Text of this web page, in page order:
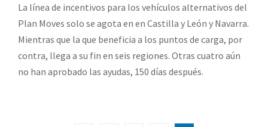
La línea de incentivos para los vehículos alternativos del
Plan Moves solo se agota en en Castilla y León y Navarra.
Mientras que la que beneficia a los puntos de carga, por
contra, llega a su fin en seis regiones. Otras cuatro aún
no han aprobado las ayudas, 150 días después.